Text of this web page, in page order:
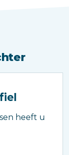
heeft u